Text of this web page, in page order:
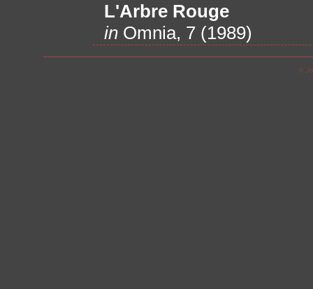
L'Arbre Rouge
in Omnia, 7 (1989)
©